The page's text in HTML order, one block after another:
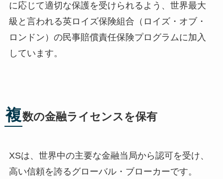
に応じて適切な保護を受けられるよう、世界最大
級と言われる英ロイズ保険組合（ロイズ・オブ・
ロンドン）の民事賠償責任保険プログラムに加入
しています。
複数の金融ライセンスを保有
XSは、世界中の主要な金融当局から認可を受け、
高い信頼を誇るグローバル・ブローカーです。